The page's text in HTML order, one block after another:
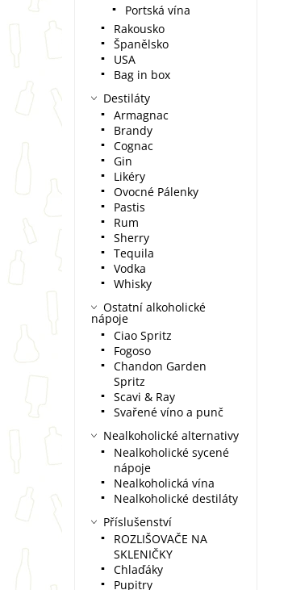
Portská vína
Rakousko
Španělsko
USA
Bag in box
Destiláty
Armagnac
Brandy
Cognac
Gin
Likéry
Ovocné Pálenky
Pastis
Rum
Sherry
Tequila
Vodka
Whisky
Ostatní alkoholické
nápoje
Ciao Spritz
Fogoso
Chandon Garden
Spritz
Scavi & Ray
Svařené víno a punč
Nealkoholické alternativy
Nealkoholické sycené
nápoje
Nealkoholická vína
Nealkoholické destiláty
Příslušenství
ROZLIŠOVAČE NA
SKLENIČKY
Chlaďáky
Pupitry